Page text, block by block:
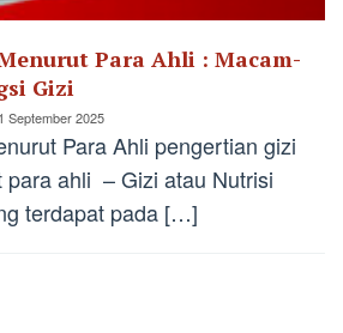
Para Ahli : Macam-
Gizi
1 September 2025
Para Ahli pengertian gizi
para ahli – Gizi atau Nutrisi
terdapat pada […]